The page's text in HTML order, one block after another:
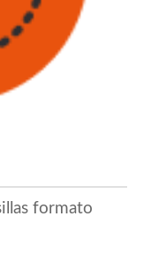
formato